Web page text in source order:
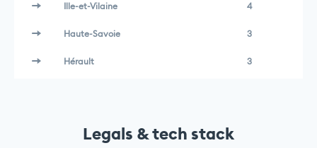
Ille-et-Vilaine 4
Haute-Savoie 3
Hérault 3
Legals & tech stack